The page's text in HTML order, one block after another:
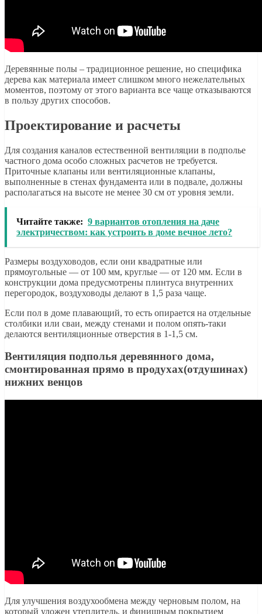
Деревянные полы – традиционное решение, но специфика
дерева как материала имеет слишком много нежелательных
моментов, поэтому от этого варианта все чаще отказываются
в пользу других способов.
Проектирование и расчеты
Для создания каналов естественной вентиляции в подполье
частного дома особо сложных расчетов не требуется.
Приточные клапаны или вентиляционные клапаны,
выполненные в стенах фундамента или в подвале, должны
располагаться на высоте не менее 30 см от уровня земли.
Читайте также: 9 вариантов отопления на даче
электричеством: как устроить в доме вечное лето?
Размеры воздуховодов, если они квадратные или
прямоугольные — от 100 мм, круглые — от 120 мм. Если в
конструкции дома предусмотрены плинтуса внутренних
перегородок, воздуховоды делают в 1,5 раза чаще.
Если пол в доме плавающий, то есть опирается на отдельные
столбики или сваи, между стенами и полом опять-таки
делаются вентиляционные отверстия в 1-1,5 см.
Вентиляция подполья деревянного дома,
смонтированная прямо в продухах(отдушинах)
нижних венцов
Для улучшения воздухообмена между черновым полом, на
который уложен утеплитель, и финишным покрытием